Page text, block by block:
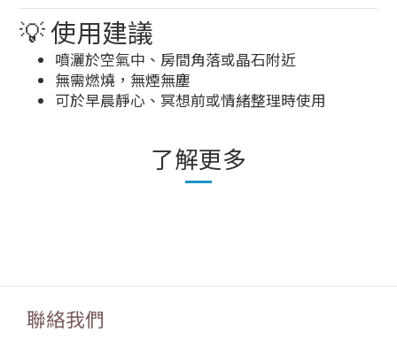
💡 使用建議
噴灑於空氣中、房間角落或晶石附近
無需燃燒，無煙無塵
可於早晨靜心、冥想前或情緒整理時使用
了解更多
聯絡我們